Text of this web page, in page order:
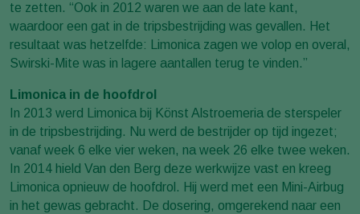
te zetten. “Ook in 2012 waren we aan de late kant,
waardoor een gat in de tripsbestrijding was gevallen. Het
resultaat was hetzelfde: Limonica zagen we volop en overal,
Swirski-Mite was in lagere aantallen terug te vinden.”
Limonica in de hoofdrol
In 2013 werd Limonica bij Könst Alstroemeria de sterspeler
in de tripsbestrijding. Nu werd de bestrijder op tijd ingezet;
vanaf week 6 elke vier weken, na week 26 elke twee weken.
In 2014 hield Van den Berg deze werkwijze vast en kreeg
Limonica opnieuw de hoofdrol. Hij werd met een Mini-Airbug
in het gewas gebracht. De dosering, omgerekend naar een